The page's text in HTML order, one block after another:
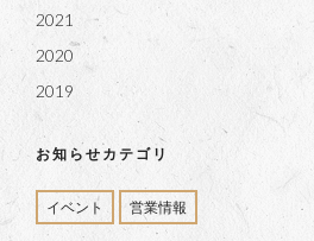
2021
2020
2019
お知らせカテゴリ
イベント 営業情報